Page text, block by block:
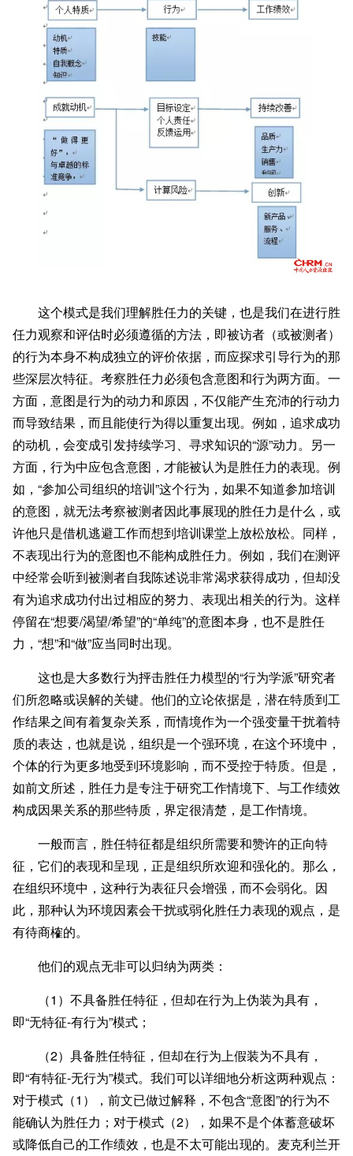
这个模式是我们理解胜任力的关键，也是我们在进行胜
任力观察和评估时必须遵循的方法，即被访者（或被测者）
的行为本身不构成独立的评价依据，而应探求引导行为的那
些深层次特征。考察胜任力必须包含意图和行为两方面。一
方面，意图是行为的动力和原因，不仅能产生充沛的行动力
而导致结果，而且能使行为得以重复出现。例如，追求成功
的动机，会变成引发持续学习、寻求知识的“源”动力。另一
方面，行为中应包含意图，才能被认为是胜任力的表现。例
如，“参加公司组织的培训”这个行为，如果不知道参加培训
的意图，就无法考察被测者因此事展现的胜任力是什么，或
许他只是借机逃避工作而想到培训课堂上放松放松。同样，
不表现出行为的意图也不能构成胜任力。例如，我们在测评
中经常会听到被测者自我陈述说非常渴求获得成功，但却没
有为追求成功付出过相应的努力、表现出相关的行为。这样
停留在“想要/渴望/希望”的“单纯”的意图本身，也不是胜任
力，“想”和“做”应当同时出现。
这也是大多数行为抨击胜任力模型的“行为学派”研究者
们所忽略或误解的关键。他们的立论依据是，潜在特质到工
作结果之间有着复杂关系，而情境作为一个强变量干扰着特
质的表达，也就是说，组织是一个强环境，在这个环境中，
个体的行为更多地受到环境影响，而不受控于特质。但是，
如前文所述，胜任力是专注于研究工作情境下、与工作绩效
构成因果关系的那些特质，界定很清楚，是工作情境。
一般而言，胜任特征都是组织所需要和赞许的正向特
征，它们的表现和呈现，正是组织所欢迎和强化的。那么，
在组织环境中，这种行为表征只会增强，而不会弱化。因
此，那种认为环境因素会干扰或弱化胜任力表现的观点，是
有待商榷的。
他们的观点无非可以归纳为两类：
（1）不具备胜任特征，但却在行为上伪装为具有，
即“无特征-有行为”模式；
（2）具备胜任特征，但却在行为上假装为不具有，
即“有特征-无行为”模式。我们可以详细地分析这两种观点：
对于模式（1），前文已做过解释，不包含“意图”的行为不
能确认为胜任力；对于模式（2），如果不是个体蓄意破坏
或降低自己的工作绩效，也是不太可能出现的。麦克利兰开